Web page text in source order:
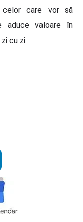
celor care vor să
aduce valoare în
cu zi.